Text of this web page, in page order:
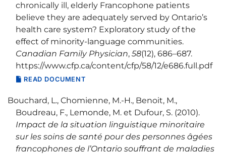
chronically ill, elderly Francophone patients
believe they are adequately served by Ontario’s
health care system? Exploratory study of the
effect of minority-language communities.
Canadian Family Physician, 58(12), 686–687.
https://www.cfp.ca/content/cfp/58/12/e686.full.pdf
READ DOCUMENT
Bouchard, L., Chomienne, M.-H., Benoit, M.,
Boudreau, F., Lemonde, M. et Dufour, S. (2010).
Impact de la situation linguistique minoritaire
sur les soins de santé pour des personnes âgées
francophones de l’Ontario souffrant de maladies